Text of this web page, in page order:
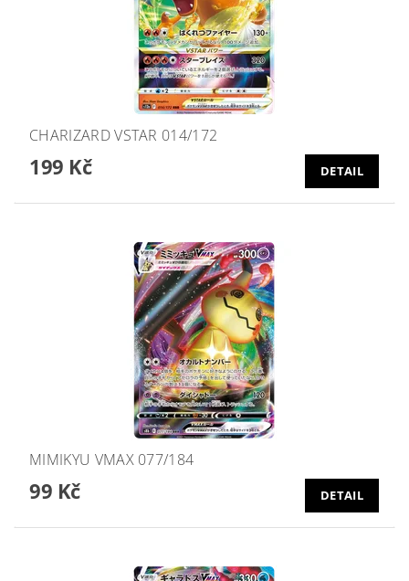
CHARIZARD VSTAR 014/172
199 Kč DETAIL
MIMIKYU VMAX 077/184
99 Kč DETAIL